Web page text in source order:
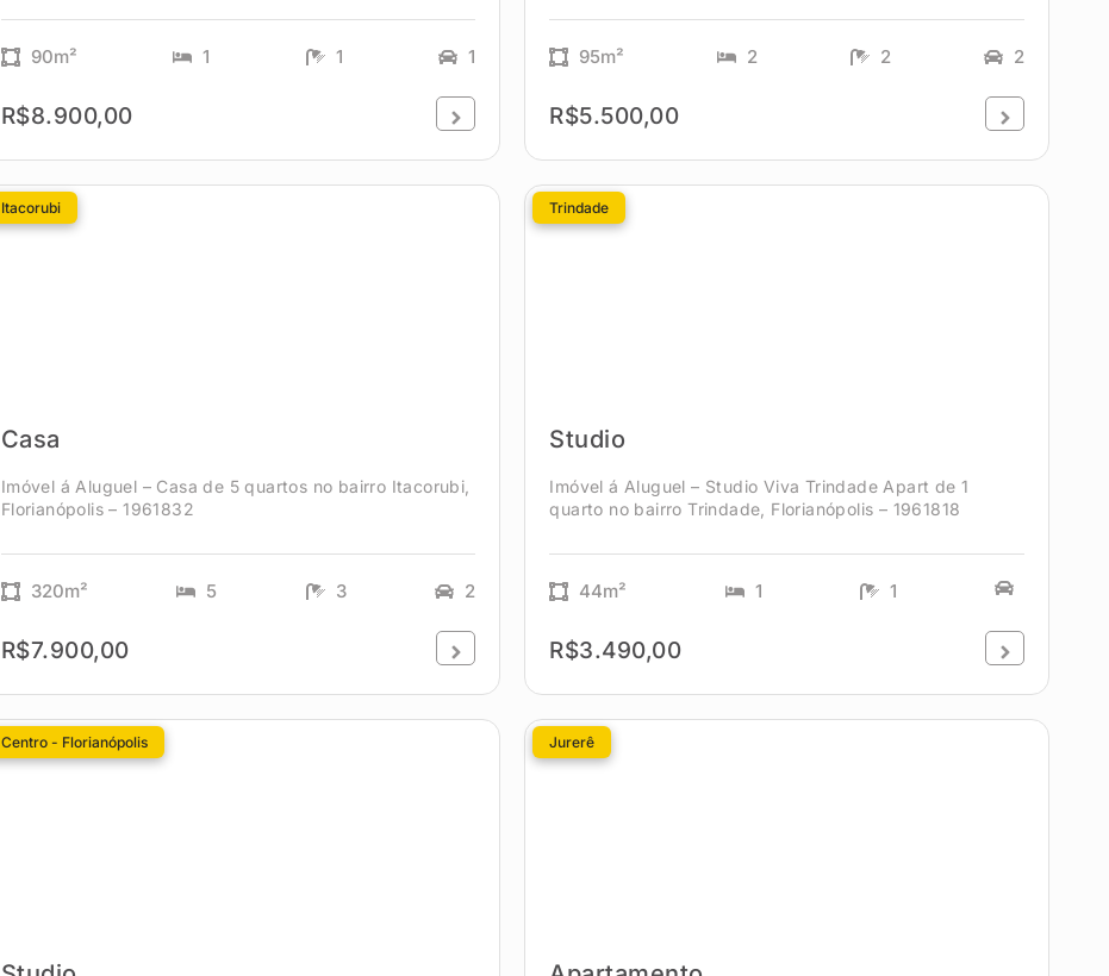
90m² 1 1 1
R$8.900,00
95m² 2 2 2
R$5.500,00
Itacorubi
Casa
Imóvel á Aluguel – Casa de 5 quartos no bairro Itacorubi,
Florianópolis – 1961832
320m² 5 3 2
R$7.900,00
Trindade
Studio
Imóvel á Aluguel – Studio Viva Trindade Apart de 1
quarto no bairro Trindade, Florianópolis – 1961818
44m² 1 1
R$3.490,00
Centro - Florianópolis Jurerê